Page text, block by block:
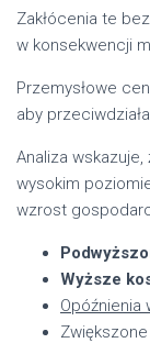
Zakłócenia te
w konsekwencji
Przemysłowe
aby
Analiza
wysokim
wzrost
Wyższe
Opóźnienia